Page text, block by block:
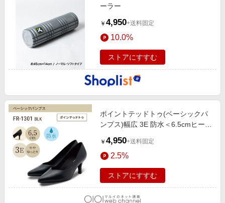
ーラー
￥ 4,950+送料固定
10.0%
ストアにすすむ
ポイントテッドトゥ(ベーシックパ
ンプス)幅広 3E 防水＜6.5cmヒール
￥ 4,950+送料固定
2.5%
ストアにすすむ